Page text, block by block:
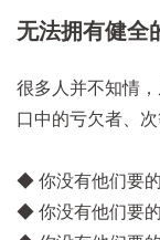
无法拥有健全
很多人并不知情
口中的亏欠者、
◆ 你没有他们要的
◆ 你没有他们要的